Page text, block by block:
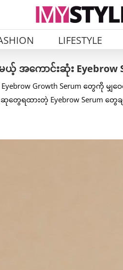
LIFESTYLE
ကောင်းဆုံး Eyebrow
Growth Serum တွေကို မ
ရထားတဲ့ Eyebrow Serum တွေချ